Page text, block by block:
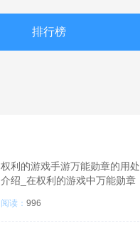
排行榜
权利的游戏手游万能勋章的用处
介绍_在权利的游戏中万能勋章
阅读： 996